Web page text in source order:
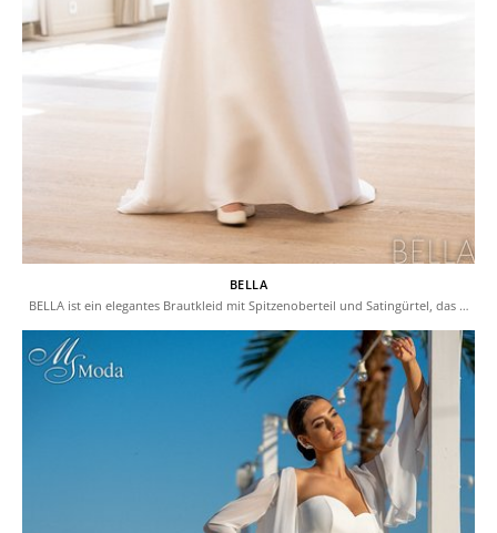
BELLA
BELLA ist ein elegantes Brautkleid mit Spitzenoberteil und Satingürtel, das …